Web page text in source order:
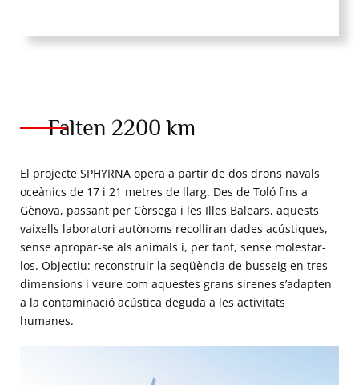
Falten 2200 km
El projecte SPHYRNA opera a partir de dos drons navals
oceànics de 17 i 21 metres de llarg. Des de Toló fins a
Gènova, passant per Còrsega i les Illes Balears, aquests
vaixells laboratori autònoms recolliran dades acústiques,
sense apropar-se als animals i, per tant, sense molestar-
los. Objectiu: reconstruir la seqüència de busseig en tres
dimensions i veure com aquestes grans sirenes s’adapten
a la contaminació acústica deguda a les activitats
humanes.